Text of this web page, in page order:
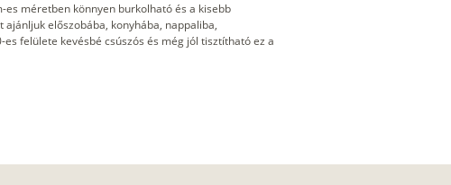
méretben könnyen burkolható és a kisebb
előszobába, konyhába, nappaliba,
felülete kevésbé csúszós és még jól tisztítható ez a